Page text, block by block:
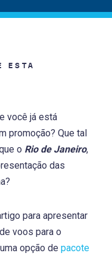
ESTA
você já está
promoção? Que tal
o Rio de Janeiro,
das
para apresentar
voos para o
opção de pacote